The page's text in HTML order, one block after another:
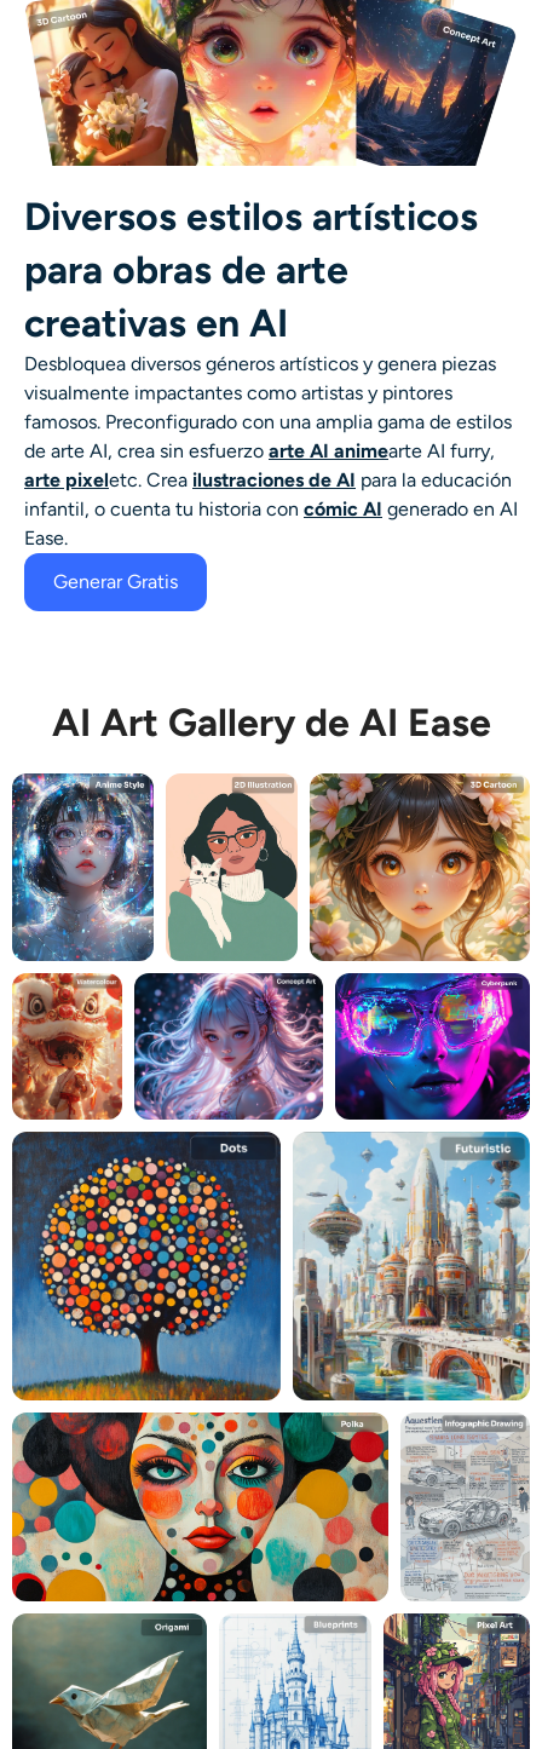
Diversos estilos artísticos
para obras de arte
creativas en AI
Desbloquea diversos géneros artísticos y genera piezas
visualmente impactantes como artistas y pintores
famosos. Preconfigurado con una amplia gama de estilos
de arte AI, crea sin esfuerzo arte AI animearte AI furry,
arte pixeletc. Crea ilustraciones de AI para la educación
infantil, o cuenta tu historia con cómic AI generado en AI
Ease.
Generar Gratis
AI Art Gallery de AI Ease